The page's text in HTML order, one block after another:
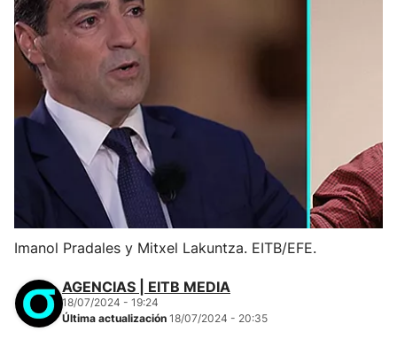
Imanol Pradales y Mitxel Lakuntza. EITB/EFE.
AGENCIAS | EITB MEDIA
18/07/2024 - 19:24
Última actualización 18/07/2024 - 20:35